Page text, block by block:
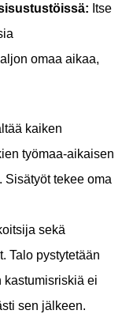
Itse
omaa aikaa,
kaiken
työmaa-aikaisen
tekee oma
sekä
Talo pystytetään
ei
sen jälkeen.